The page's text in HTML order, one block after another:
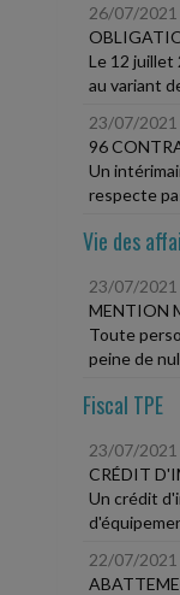
26/07/2021
Le 12 juillet
au variant
23/07/2021
96
Un
respecte
Vie des
23/07/2021
MENTION
Toute
peine de
Fiscal TPE
23/07/2021
CRÉDIT
Un crédit
22/07/2021